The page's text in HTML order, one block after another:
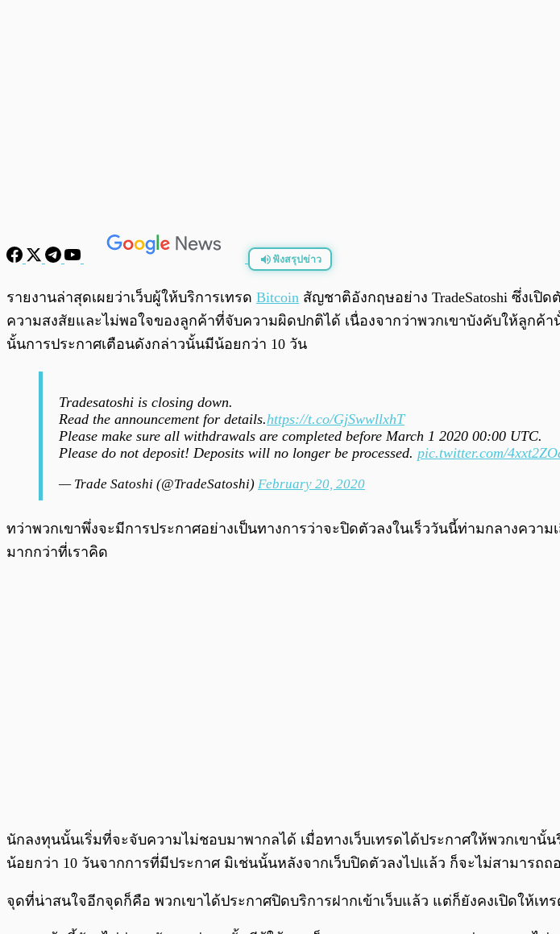
ฟังสรุปข่าว
พร้อมเล่น
รายงานล่าสุดเผยว่าเว็บผู้ให้บริการเทรด Bitcoin สัญชาติอังกฤษอย่าง TradeSatoshi ซึ่งเปิ
ความสงสัยและไม่พอใจของลูกค้าที่จับความผิดปกติได้ เนื่องจากว่าพวกเขาบังคับให้ลูกค้
นั้นการประกาศเตือนดังกล่าวนั้นมีน้อยกว่า 10 วัน
Tradesatoshi is closing down.
Read the announcement for details.https://t.co/GjSwwllxhT
Please make sure all withdrawals are completed before March 1 2020 00:00 UTC.
Please do not deposit! Deposits will no longer be processed. pic.twitter.com/
— Trade Satoshi (@TradeSatoshi) February 20, 2020
ทว่าพวกเขาพึ่งจะมีการประกาศอย่างเป็นทางการว่าจะปิดตัวลงในเร็ววันนี้ท่ามกลางควา
มากกว่าที่เราคิด
นักลงทุนนั้นเริ่มที่จะจับความไม่ชอบมาพากลได้ เมื่อทางเว็บเทรดได้ประกาศให้พวกเขา
น้อยกว่า 10 วันจากการที่มีประกาศ มิเช่นนั้นหลังจากเว็บปิดตัวลงไปแล้ว ก็จะไม่สามารถถ
จุดที่น่าสนใจอีกจุดก็คือ พวกเขาได้ประกาศปิดบริการฝากเข้าเว็บแล้ว แต่ก็ยังคงเปิดให้เ